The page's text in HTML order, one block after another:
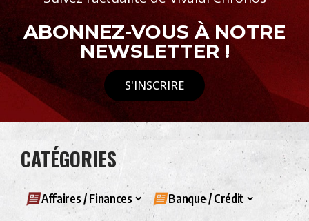
ABONNEZ-VOUS À NOTRE
NEWSLETTER !
S'INSCRIRE
CATÉGORIES
Affaires / Finances Banque / Crédit